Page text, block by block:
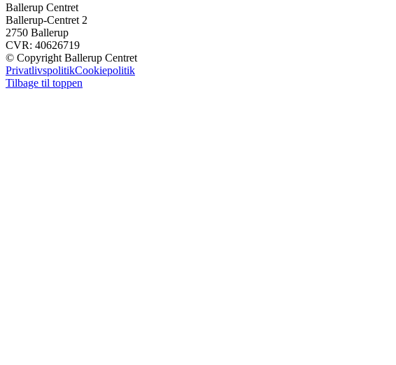
Ballerup Centret
Ballerup-Centret 2
2750 Ballerup
CVR: 40626719
© Copyright Ballerup Centret
PrivatlivspolitikCookiepolitik
Tilbage til toppen